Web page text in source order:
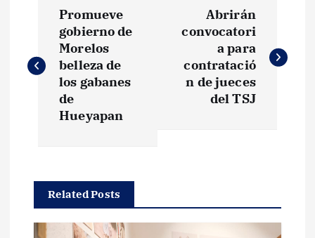
v
a
c
Promueve
gobierno de
Morelos
belleza de
los gabanes
de
Hueyapan
Abrirán
convocatori
a para
contratació
n de jueces
del TSJ
Related Posts